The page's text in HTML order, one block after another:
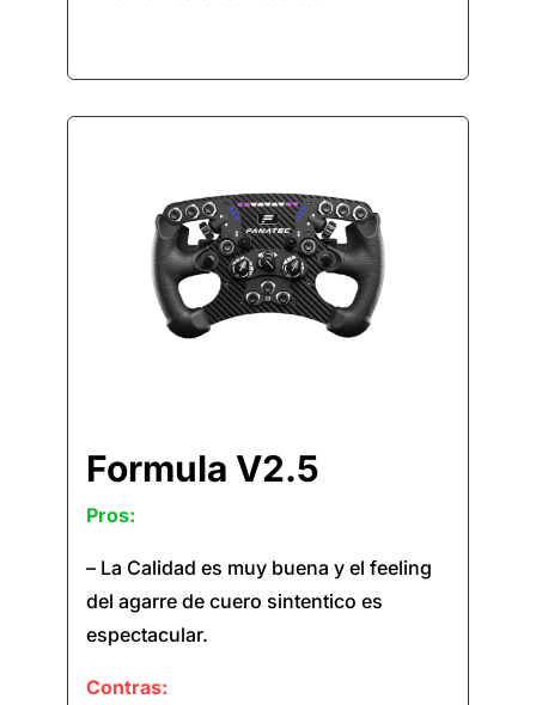
Formula V2.5
Pros:
– La Calidad es muy buena y el feeling
del agarre de cuero sintentico es
espectacular.
Contras: